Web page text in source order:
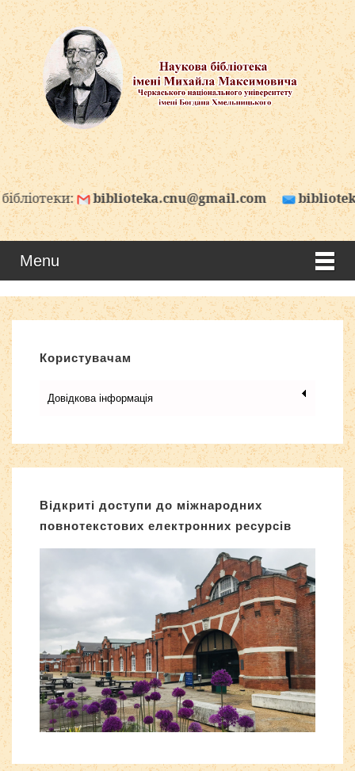
biblioteka.cnu@gmail.com
Menu
Користувачам
Довідкова інформація
Відкриті доступи до міжнародних
повнотекстових електронних ресурсів